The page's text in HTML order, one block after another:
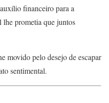
financeiro para a
prometia que juntos
movido pelo desejo de escapar
sentimental.